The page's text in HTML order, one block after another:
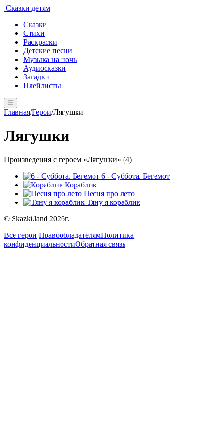
Сказки детям
Сказки
Стихи
Раскраски
Детские песни
Музыка на ночь
Аудиосказки
Загадки
Плейлисты
☰
Главная/Герои/Лягушки
Лягушки
Произведения с героем «Лягушки» (4)
6 - Суббота. Бегемот
Кораблик
Песня про лето
Тяну я кораблик
© Skazki.land 2026г.
Все герои ПравообладателямПолитика
конфиденциальностиОбратная связь